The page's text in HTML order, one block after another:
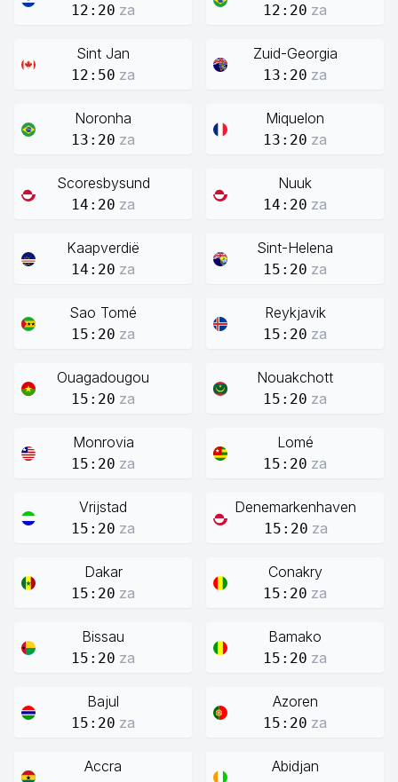
12:20 za 12:20 za
Sint Jan
12:50 za
Zuid-Georgia
13:20 za
Noronha
13:20 za
Miquelon
13:20 za
Scoresbysund
14:20 za
Nuuk
14:20 za
Kaapverdië
14:20 za
Sint-Helena
15:20 za
Sao Tomé
15:20 za
Reykjavik
15:20 za
Ouagadougou
15:20 za
Nouakchott
15:20 za
Monrovia
15:20 za
Lomé
15:20 za
Vrijstad
15:20 za
Denemarkenhaven
15:20 za
Dakar
15:20 za
Conakry
15:20 za
Bissau
15:20 za
Bamako
15:20 za
Bajul
15:20 za
Azoren
15:20 za
Accra Abidjan